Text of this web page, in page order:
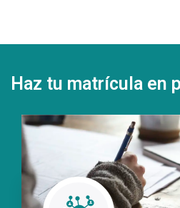
Haz tu matrícula en